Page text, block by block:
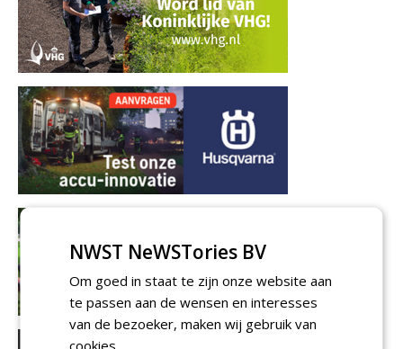
NWST NeWSTories BV
Om goed in staat te zijn onze website aan
te passen aan de wensen en interesses
van de bezoeker, maken wij gebruik van
cookies.